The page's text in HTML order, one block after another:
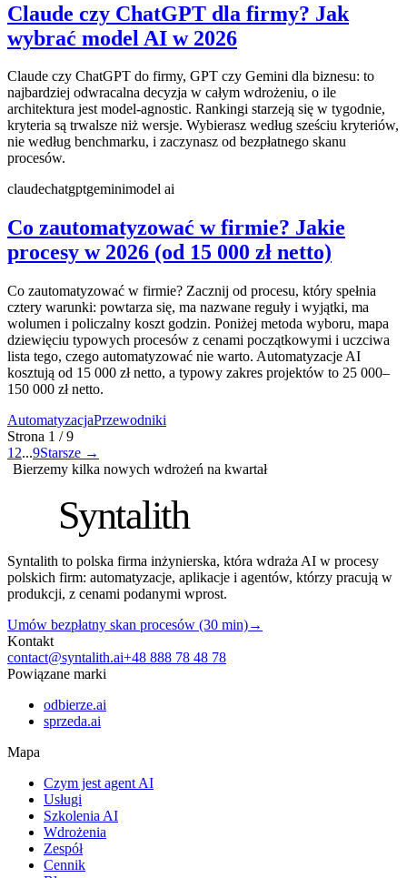
Claude czy ChatGPT dla firmy? Jak
wybrać model AI w 2026
Claude czy ChatGPT do firmy, GPT czy Gemini dla biznesu: to
najbardziej odwracalna decyzja w całym wdrożeniu, o ile
architektura jest model-agnostic. Rankingi starzeją się w tygodnie,
kryteria są trwalsze niż wersje. Wybierasz według sześciu kryteriów,
nie według benchmarku, i zaczynasz od bezpłatnego skanu
procesów.
claudechatgptgeminimodel ai
Co zautomatyzować w firmie? Jakie
procesy w 2026 (od 15 000 zł netto)
Co zautomatyzować w firmie? Zacznij od procesu, który spełnia
cztery warunki: powtarza się, ma nazwane reguły i wyjątki, ma
wolumen i policzalny koszt godzin. Poniżej metoda wyboru, mapa
dziewięciu typowych procesów z cenami początkowymi i uczciwa
lista tego, czego automatyzować nie warto. Automatyzacje AI
kosztują od 15 000 zł netto, a typowy zakres projektów to 25 000–
150 000 zł netto.
AutomatyzacjaPrzewodniki
Strona 1 /9
1 2...9Starsze →
Bierzemy kilka nowych wdrożeń na kwartał
Syntalith
Syntalith to polska firma inżynierska, która wdraża AI w procesy
polskich firm: automatyzacje, aplikacje i agentów, którzy pracują w
produkcji, z cenami podanymi wprost.
Umów bezpłatny skan procesów (30 min)→
Kontakt
contact@syntalith.ai+48 888 78 48 78
Powiązane marki
odbierze.ai
sprzeda.ai
Mapa
Czym jest agent AI
Usługi
Szkolenia AI
Wdrożenia
Zespół
Cennik